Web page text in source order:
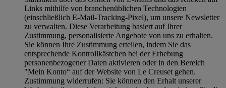
Links mithilfe von branchenüblichen Technologien
(einschließlich E-Mail-Tracking-Pixel), um unsere Newsletter
zu verwalten. Diese Verarbeitung basiert auf Ihrer
Zustimmung, personalisierte Angebote von uns zu erhalten.
Sie können Ihre Zustimmung erteilen, indem Sie das
entsprechende Kontrollkästchen bei der Erhebung
personenbezogener Daten aktivieren oder in den Bereich
"Mein Konto“ auf der Website von Le Creuset gehen.
Zustimmung widerrufen: Sie können den Erhalt unserer